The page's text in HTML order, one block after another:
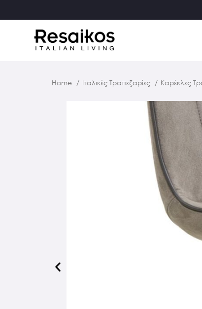
Home Ιταλικές Τραπεζαρίες Καρέκλες